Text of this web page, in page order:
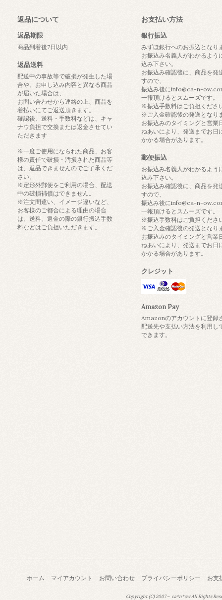
返品について
返品期限
商品到着後7日以内
返品送料
配送中の事故等で破損が発生した場
合や、お申し込み内容と異なる商品
が届いた場合は、
お問い合わせから連絡の上、商品を
着払いにてご返送頂きます。
確認後、送料・手数料などは、キャ
ナウ負担で交換または返金させてい
ただきます
※一度ご使用になられた商品、お客
様の責任で破損・汚損された商品等
は、返品できませんのでご了承くだ
さい。
※定形外郵便をご利用の場合、配送
中の破損補償はできません。
※注文間違い、イメージ違いなど、
お客様のご都合による理由の場合
は、送料、返金の際の銀行振込手数
料などはご負担いただきます。
お支払い方法
銀行振込
みずほ銀行へのお振込となり
お振込み名義人がわかるよう
込み下さい。
お振込み確認後に、商品を発
すので、
振込み後にinfo@ca-n-
一報頂けるとスムーズです。
※振込手数料はご負担くださ
※ご入金確認後の発送となり
お振込みのタイミングと営業
ねあいにより、発送までお日
かかる場合があります。
郵便振込
お振込み名義人がわかるよう
込み下さい。
お振込み確認後に、商品を発
すので、
振込み後にinfo@ca-n-
一報頂けるとスムーズです。
※振込手数料はご負担くださ
※ご入金確認後の発送となり
お振込みのタイミングと営業
ねあいにより、発送までお日
かかる場合があります。
クレジット
Amazon Pay
Amazonのアカウントに登録
配送先や支払い方法を利用し
できます。
ホーム マイアカウント お問い合わせ プライバシーポリシー お支
Copyright (C) 2007～ ca*n*ow All Rights